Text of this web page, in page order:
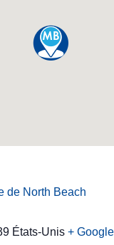
de North Beach
États-Unis +